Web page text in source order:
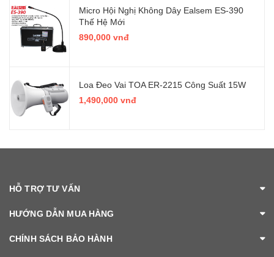
Micro Hội Nghị Không Dây Ealsem ES-390
Thế Hệ Mới
890,000 vnđ
Loa Đeo Vai TOA ER-2215 Công Suất 15W
1,490,000 vnđ
HỖ TRỢ TƯ VẤN
HƯỚNG DẪN MUA HÀNG
CHÍNH SÁCH BẢO HÀNH